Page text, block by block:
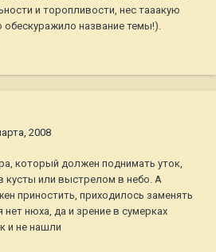
и торопливости, нес тааакую
обескуражило название темы!).
2008
который должен поднимать уток,
кусты или выстрелом в небо. А
приностить, приходилось заменять
нет нюха, да и зрение в сумерках
и не нашли